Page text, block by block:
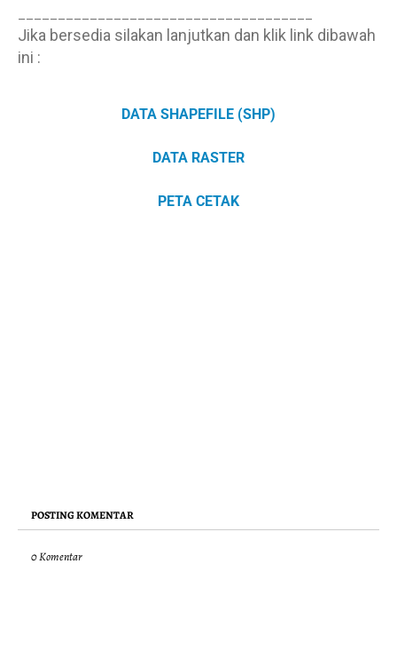
Jika bersedia silakan lanjutkan dan klik link dibawah
ini :
DATA SHAPEFILE (SHP)
DATA RASTER
PETA CETAK
POSTING KOMENTAR
0 Komentar